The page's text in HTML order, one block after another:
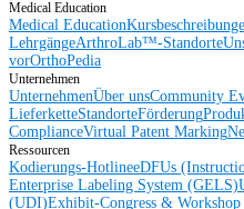
Medical Education
Medical Education
LehrgängeArthroLab™-Standorte
vorOrthoPedia
Unternehmen
UnternehmenÜber unsCommunity
LieferketteStandorteFörderung
ComplianceVirtual Patent Marking
Ressourcen
Kodierungs-HotlineeDFUs
Enterprise Labeling System (GELS)
(UDI)Exhibit-Congress & Workshop